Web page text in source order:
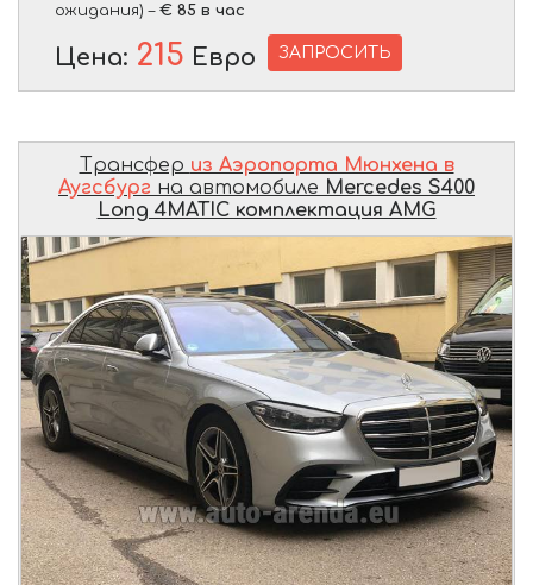
ожидания) – € 85 в час
Цена: 215 Евро ЗАПРОСИТЬ
Трансфер из Аэропорта Мюнхена в
Аугсбург на автомобиле Mercedes S400
Long 4MATIC комплектация AMG